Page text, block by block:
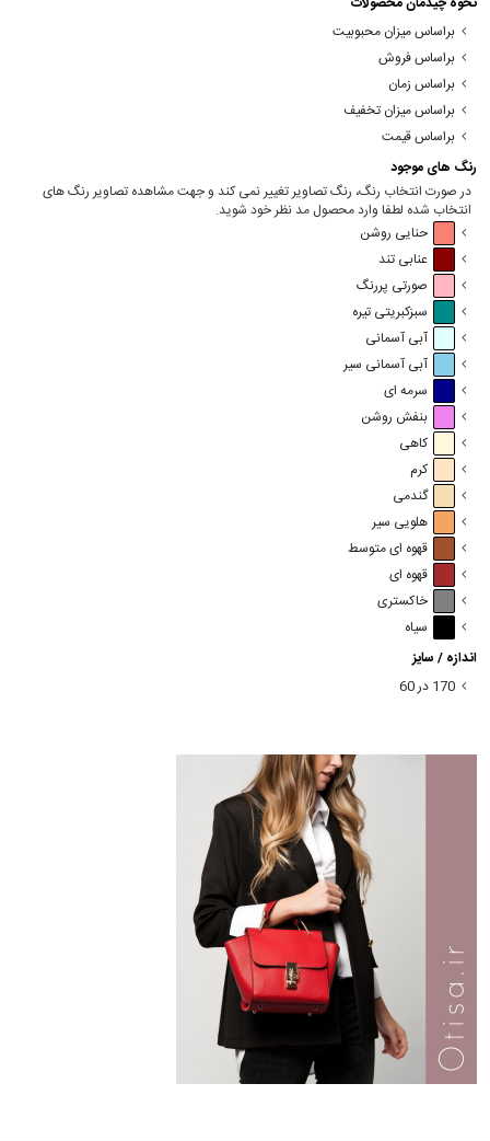
براساس میزان محبوبیت
براساس فروش
براساس زمان
براساس میزان تخفیف
براساس قیمت
رنگ های موجود
در صورت انتخاب رنگ، رنگ تصاویر تغییر نمی کند و جهت مشاهده تصاویر رنگ های
انتخاب شده لطفا وارد محصول مد نظر خود شوید.
حنایی روشن
عنابی تند
صورتی پررنگ
سبزکبریتی تیره
آبی آسمانی
آبی آسمانی سیر
سرمه ای
بنفش روشن
کاهی
کرم
گندمی
هلویی سیر
قهوه ای متوسط
قهوه ای
خاکستری
سیاه
اندازه / سایز
170 در 60